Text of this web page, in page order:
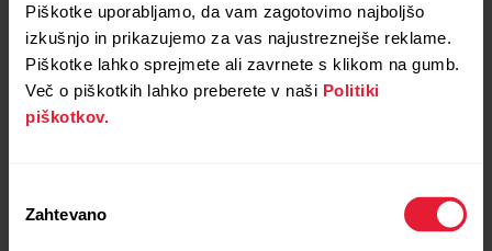
Piškotke uporabljamo, da vam zagotovimo najboljšo
izkušnjo in prikazujemo za vas najustreznejše reklame.
Piškotke lahko sprejmete ali zavrnete s klikom na gumb.
Več o piškotkih lahko preberete v naši Politiki
piškotkov.
soglasja
Zahtevano
Dodatna oprema
Vsakemu nakupu priložimo dodatna orodja, s katerimi
lahko izboljšate svoje rezultate.